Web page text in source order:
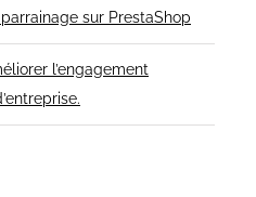
sur PrestaShop
l’engagement